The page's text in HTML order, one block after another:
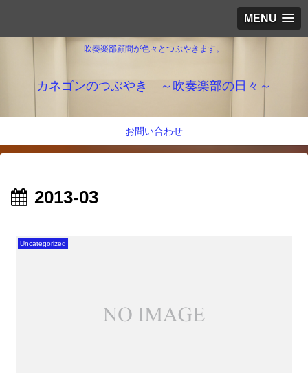
MENU
吹奏楽部顧問が色々とつぶやきます。
カネゴンのつぶやき ～吹奏楽部の日々～
お問い合わせ
2013-03
Uncategorized